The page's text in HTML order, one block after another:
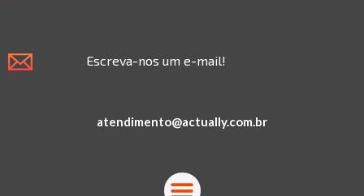
Escreva-nos um e-mail!
atendimento@actually.com.br